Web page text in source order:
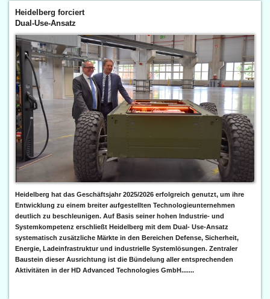
Heidelberg forciert
Dual-Use-Ansatz
Heidelberg hat das Geschäftsjahr 2025/2026 erfolgreich genutzt, um ihre
Entwicklung zu einem breiter aufgestellten Technologieunternehmen
deutlich zu beschleunigen. Auf Basis seiner hohen Industrie- und
Systemkompetenz erschließt Heidelberg mit dem Dual- Use-Ansatz
systematisch zusätzliche Märkte in den Bereichen Defense, Sicherheit,
Energie, Ladeinfrastruktur und industrielle Systemlösungen. Zentraler
Baustein dieser Ausrichtung ist die Bündelung aller entsprechenden
Aktivitäten in der HD Advanced Technologies GmbH.......